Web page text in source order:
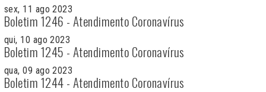
sex, 11 ago 2023
Boletim 1246 - Atendimento Coronavírus
qui, 10 ago 2023
Boletim 1245 - Atendimento Coronavírus
qua, 09 ago 2023
Boletim 1244 - Atendimento Coronavírus